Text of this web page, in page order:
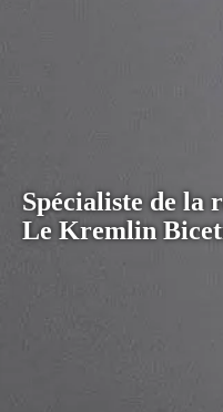
Spécialiste de la
Le Kremlin